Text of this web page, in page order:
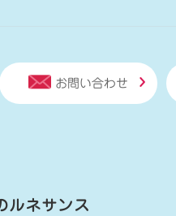
お問い合わせ
ルネサンス